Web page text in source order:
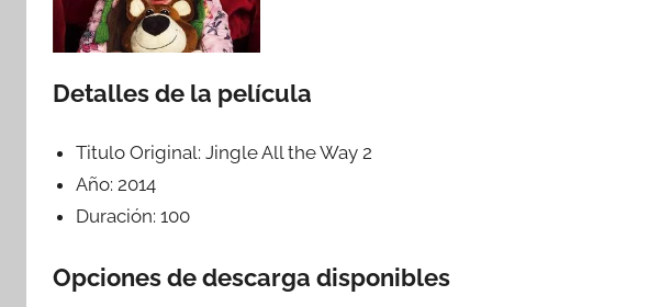
Detalles de la película
Titulo Original:Jingle All the Way 2
Año:2014
Duración:100
Opciones de descarga disponibles